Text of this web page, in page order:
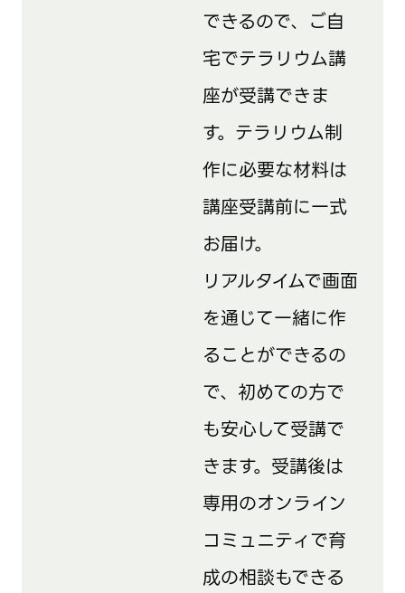
できるので、ご自
宅でテラリウム講
座が受講できま
す。テラリウム制
作に必要な材料は
講座受講前に一式
お届け。
リアルタイムで画面
を通じて一緒に作
ることができるの
で、初めての方で
も安心して受講で
きます。受講後は
専用のオンライン
コミュニティで育
成の相談もできる